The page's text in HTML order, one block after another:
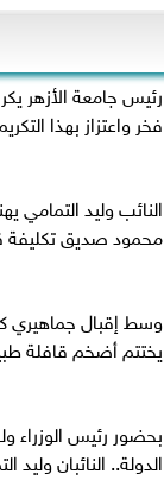
رئيس جامعة الأزهر
فخر واعتزاز بهذا
النائب وليد التمامي
محمود صديق تكليفة
وسط إقبال جماهيري
يختتم أضخم قافلة
بحضور رئيس الوزراء
الدولة.. النائبان